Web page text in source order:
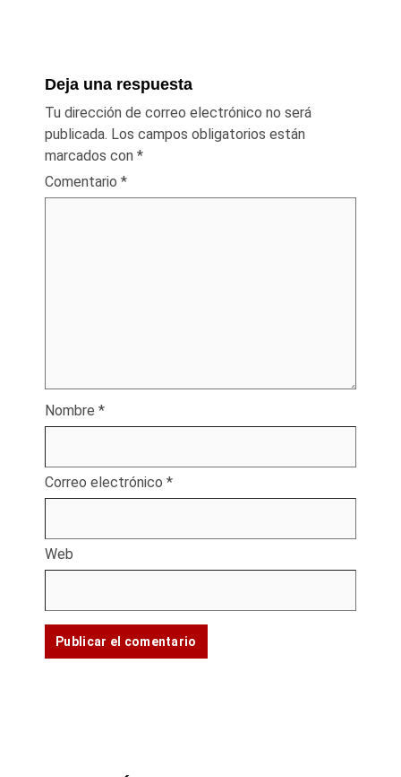
Deja una respuesta
Tu dirección de correo electrónico no será
publicada. Los campos obligatorios están
marcados con *
Comentario *
Nombre *
Correo electrónico *
Web